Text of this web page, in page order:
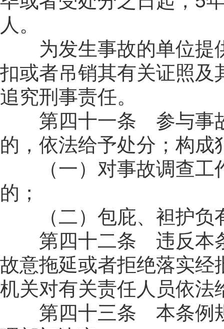
人。
为发生事故的单位提
扣或者吊销其有关证照
追究刑事责任。
第四十一条 参与事故
的，依法给予处分；构
（一）对事故调查工
的；
（二）包庇、袒护负
第四十二条 违反本条
故意拖延或者拒绝落实
机关对有关责任人员依法
第四十三条 本条例规